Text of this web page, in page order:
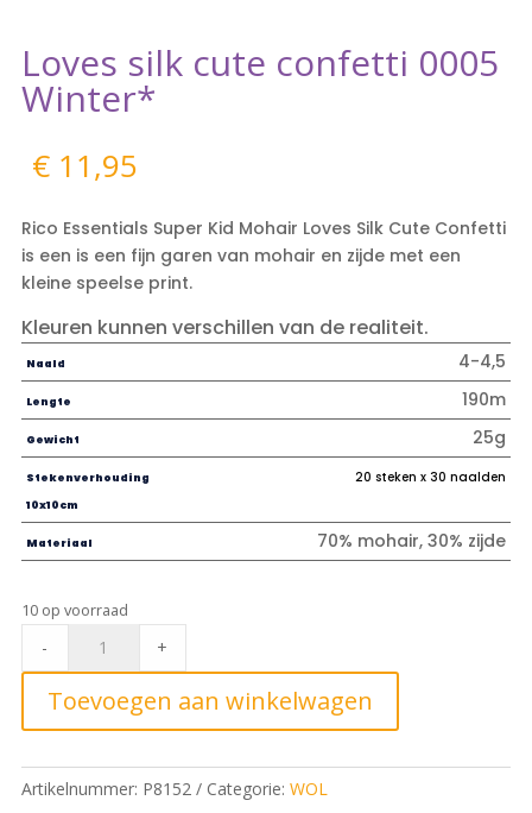
Loves silk cute confetti 0005
Winter*
€11,95
Rico Essentials Super Kid Mohair Loves Silk Cute Confetti
is een is een fijn garen van mohair en zijde met een
kleine speelse print.
Kleuren kunnen verschillen van de realiteit.
Naald 4-4,5
Lengte 190m
Gewicht 25g
Stekenverhouding
10x10cm
20 steken x 30 naalden
Materiaal 70% mohair, 30% zijde
10 op voorraad
cute
Winter*
quantity
- +
Toevoegen aan winkelwagen
Artikelnummer: P8152 Categorie: WOL